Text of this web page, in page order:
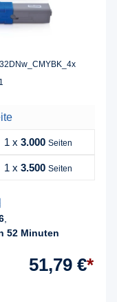
1 x 3.000 Seiten
1 x 3.500 Seiten
52 Minuten
51,79 €*